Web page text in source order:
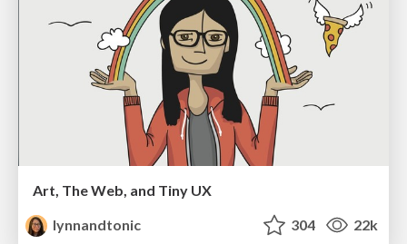
Art, The Web, and Tiny UX
lynnandtonic
304 22k